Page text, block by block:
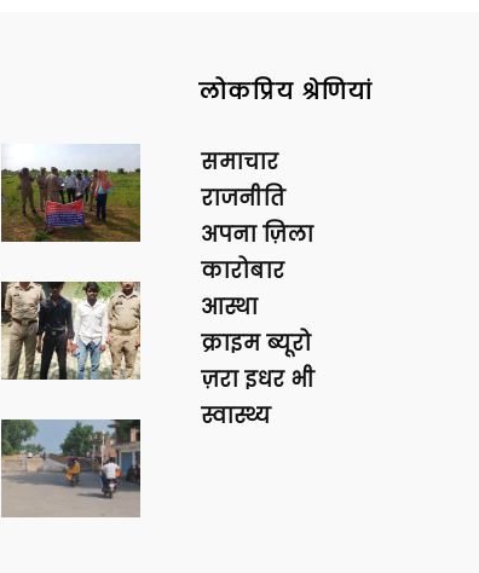
लोकप्रिय श्रेणियां
समाचार
राजनीति
अपना ज़िला
कारोबार
आस्था
क्राइम ब्यूरो
ज़रा इधर भी
स्वास्थ्य